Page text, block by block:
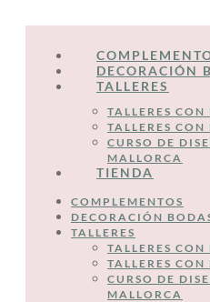
DECORACIÓN
TALLERES
TALLERES CON
TALLERES CON
CURSO DE
MALLORCA
TIENDA
COMPLEMENTOS
DECORACIÓN
TALLERES
TALLERES CON
TALLERES CON
CURSO DE
MALLORCA